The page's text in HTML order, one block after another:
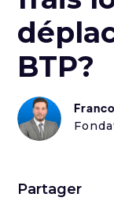
BTP?
Partager